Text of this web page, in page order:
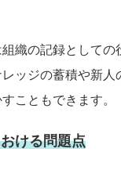
織の記録としての
ッジの蓄積や新人
こともできます。
ける問題点